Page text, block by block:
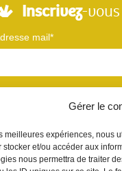
Gérer le
meilleures expériences, nous
stocker et/ou accéder aux
nous permettra de traiter
Inscrivez-
mail*
Votre e-mail sera utilisé
newsletter et des informations à
vous désinscrire en utilisant le